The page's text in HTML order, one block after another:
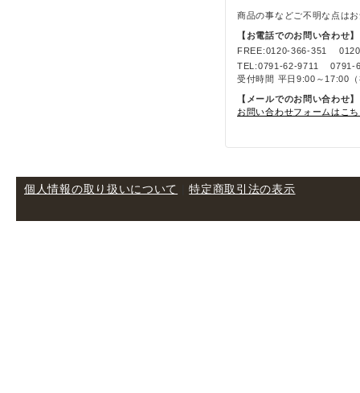
商品の事などご不明な点は
【お電話でのお問い合わせ】
FREE:0120-366-351
TEL:0791-62-9711
0791-
受付時間 平日9:00～17:00
【メールでのお問い合わせ】
お問い合わせフォームはこ
個人情報の取り扱いについて |特定商取引法の表示